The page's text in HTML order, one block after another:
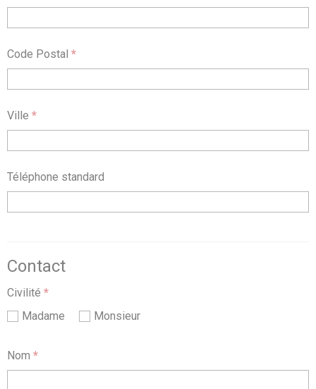
Code Postal *
Ville *
Téléphone standard
Contact
Civilité *
Madame
Monsieur
Nom *